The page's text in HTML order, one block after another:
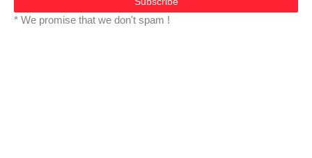
* We promise that we don't spam !